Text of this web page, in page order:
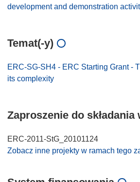
development and demonstration
Temat(-y)
ERC-SG-SH4 - ERC Starting Grant -
its complexity
Zaproszenie do składania
ERC-2011-StG_20101124
Zobacz inne projekty w ramach tego